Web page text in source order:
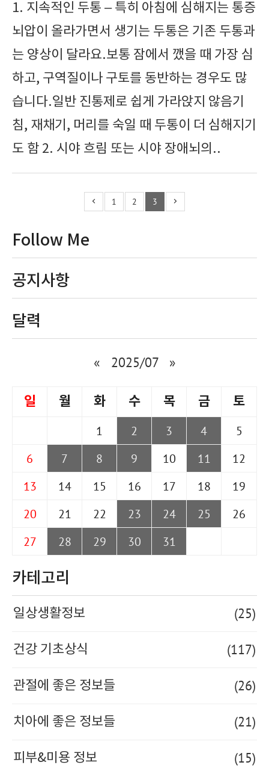
1. 지속적인 두통 – 특히 아침에 심해지는 통증
뇌압이 올라가면서 생기는 두통은 기존 두통과
는 양상이 달라요.보통 잠에서 깼을 때 가장 심
하고, 구역질이나 구토를 동반하는 경우도 많
습니다.일반 진통제로 쉽게 가라앉지 않음기
침, 재채기, 머리를 숙일 때 두통이 더 심해지기
도 함 2. 시야 흐림 또는 시야 장애뇌의..
1 2 3
Follow Me
공지사항
달력
« 2025/07 »
일 월 화 수 목 금 토
1 2 3 4
5
6
7 8 9 10 11
12
13
14 15 16 17 18
19
20
21 22 23 24 25
26
27
28 29 30 31
카테고리
일상생활정보 (25)
건강 기초상식 (117)
관절에 좋은 정보들 (26)
치아에 좋은 정보들 (21)
피부&미용 정보 (15)